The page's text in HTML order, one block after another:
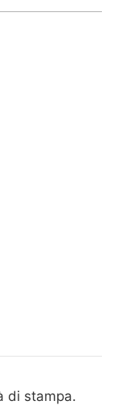
di stampa.